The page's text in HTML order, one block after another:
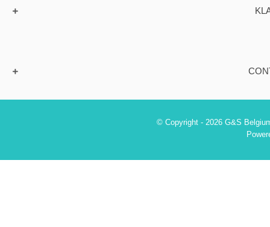
© Copyright - 2026 G&S